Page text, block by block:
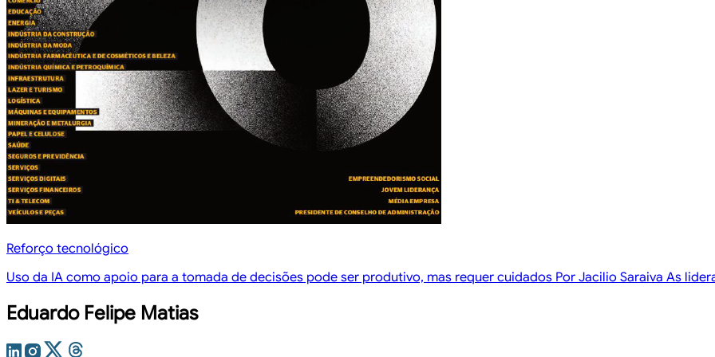
Reforço tecnológico
Uso da IA como apoio para a tomada de decisões pode ser produtivo, mas requer cuidados Por Jacilio Saraiva As
Eduardo Felipe Matias